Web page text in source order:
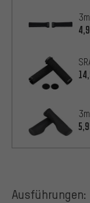
Ausführungen: